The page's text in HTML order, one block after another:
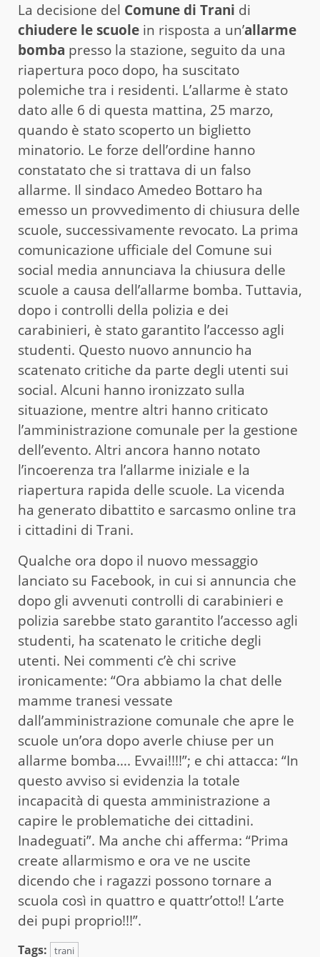
La decisione del Comune di Trani di
chiudere le scuole in risposta a un’allarme
bomba presso la stazione, seguito da una
riapertura poco dopo, ha suscitato
polemiche tra i residenti. L’allarme è stato
dato alle 6 di questa mattina, 25 marzo,
quando è stato scoperto un biglietto
minatorio. Le forze dell’ordine hanno
constatato che si trattava di un falso
allarme. Il sindaco Amedeo Bottaro ha
emesso un provvedimento di chiusura delle
scuole, successivamente revocato. La prima
comunicazione ufficiale del Comune sui
social media annunciava la chiusura delle
scuole a causa dell’allarme bomba. Tuttavia,
dopo i controlli della polizia e dei
carabinieri, è stato garantito l’accesso agli
studenti. Questo nuovo annuncio ha
scatenato critiche da parte degli utenti sui
social. Alcuni hanno ironizzato sulla
situazione, mentre altri hanno criticato
l’amministrazione comunale per la gestione
dell’evento. Altri ancora hanno notato
l’incoerenza tra l’allarme iniziale e la
riapertura rapida delle scuole. La vicenda
ha generato dibattito e sarcasmo online tra
i cittadini di Trani.
Qualche ora dopo il nuovo messaggio
lanciato su Facebook, in cui si annuncia che
dopo gli avvenuti controlli di carabinieri e
polizia sarebbe stato garantito l’accesso agli
studenti, ha scatenato le critiche degli
utenti. Nei commenti c’è chi scrive
ironicamente: “Ora abbiamo la chat delle
mamme tranesi vessate
dall’amministrazione comunale che apre le
scuole un’ora dopo averle chiuse per un
allarme bomba…. Evvai!!!!”; e chi attacca: “In
questo avviso si evidenzia la totale
incapacità di questa amministrazione a
capire le problematiche dei cittadini.
Inadeguati”. Ma anche chi afferma: “Prima
create allarmismo e ora ve ne uscite
dicendo che i ragazzi possono tornare a
scuola così in quattro e quattr’otto!! L’arte
dei pupi proprio!!!”.
Tags: trani